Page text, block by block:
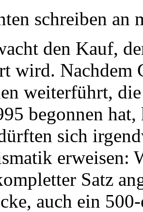
schreiben
den Kauf,
wird. Nachdem
weiterführt,
begonnen
sich
erweisen:
Satz
auch ein